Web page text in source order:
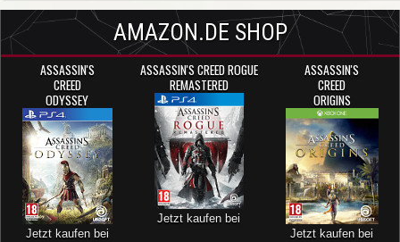
AMAZON.DE SHOP
ASSASSIN'S
CREED
ODYSSEY
Jetzt kaufen bei
ASSASSIN'S CREED ROGUE
REMASTERED
Jetzt kaufen bei
ASSASSIN'S
CREED
ORIGINS
Jetzt kaufen bei